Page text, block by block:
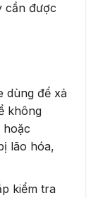
cần được
dùng để xả
không
lão hóa,
kiểm tra